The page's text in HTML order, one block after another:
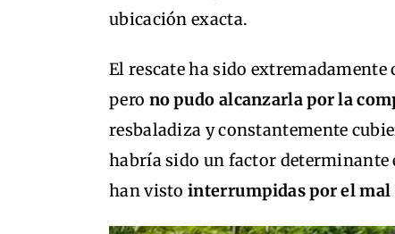
ubicación exacta.
El rescate ha sido
pero no pudo alcanzarla por la
resbaladiza y constantemente
habría sido un factor determinante
han vistointerrumpidas por el mal